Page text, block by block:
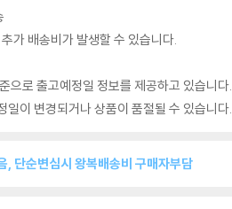
가 배송비가 발생할 수 있습니다.
으로 출고예정일 정보를 제공하고 있습니다.
일이 변경되거나 상품이 품절될 수 있습니다.
, 단순변심시 왕복배송비 구매자부담